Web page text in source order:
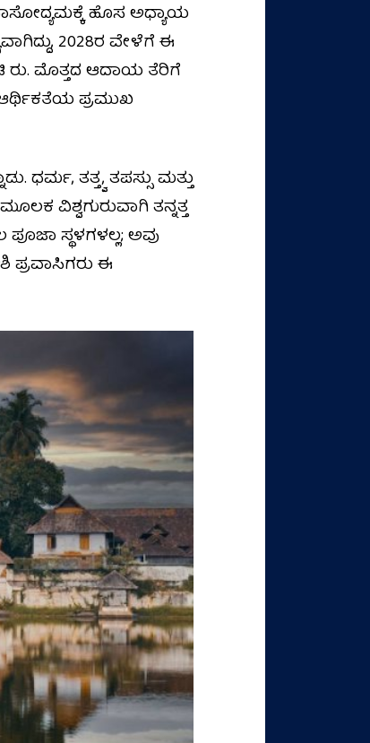
ಹೊಸ ಅಧ್ಯಾಯ
2028ರ ವೇಳೆಗೆ ಈ
ರು. ಮೊತ್ತದ ಆದಾಯ ತೆರಿಗೆ
ಆರ್ಥಿಕತೆಯ ಪ್ರಮುಖ
ಧರ್ಮ, ತತ್ತ್ವ, ತಪಸ್ಸು ಮತ್ತು
ವಿಶ್ವಗುರುವಾಗಿ ತನ್ನತ್ತ
ಸ್ಥಳಗಳಲ್ಲ; ಅವು
ಪ್ರವಾಸಿಗರು ಈ